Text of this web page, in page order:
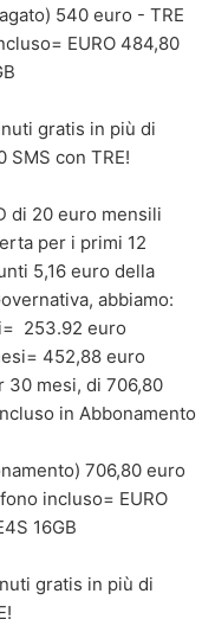
540 euro - TRE
EURO 484,80
gratis in più di
SMS con TRE!
di 20 euro mensili
per i primi 12
5,16 euro della
abbiamo:
253.92 euro
452,88 euro
30 mesi, di 706,80
in Abbonamento
706,80 euro
incluso= EURO
16GB
gratis in più di